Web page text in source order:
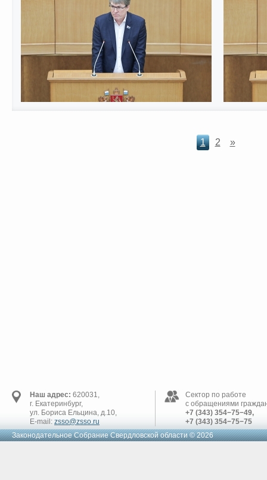
1 2 »
Наш адрес: 620031,
г. Екатеринбург,
ул. Бориса Ельцина, д.10,
E-mail: zsso@zsso.ru
Сектор по работе
с обращениями
+7 (343) 354−75−49,
+7 (343) 354−75−75
Законодательное Cобрание Свердловской области © 2026